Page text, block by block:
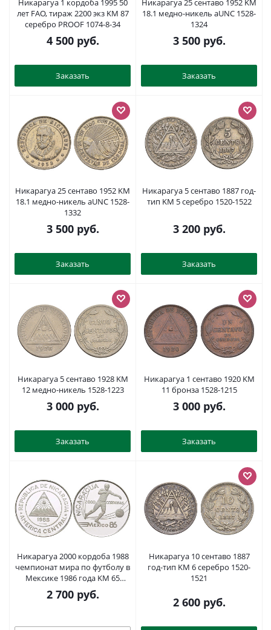
Никарагуа 1 кордоба 1995 50
лет FAO, тираж 2200 экз KM 87
серебро PROOF 1074-8-34
4 500руб.
Заказать
Никарагуа 25 сентаво 1952 KM
18.1 медно-никель aUNC 1528-
1324
3 500руб.
Заказать
Никарагуа 25 сентаво 1952 KM
18.1 медно-никель aUNC 1528-
1332
3 500руб.
Заказать
Никарагуа 5 сентаво 1887 год-
тип KM 5 серебро 1520-1522
3 200руб.
Заказать
Никарагуа 5 сентаво 1928 KM
12 медно-никель 1528-1223
3 000руб.
Заказать
Никарагуа 1 сентаво 1920 KM
11 бронза 1528-1215
3 000руб.
Заказать
Никарагуа 2000 кордоба 1988
чемпионат мира по футболу в
Мексике 1986 года KM 65
серебро PROOF 00-00
2 700руб.
Никарагуа 10 сентаво 1887
год-тип KM 6 серебро 1520-
1521
2 600руб.